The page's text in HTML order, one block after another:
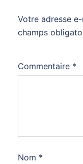
Votre adresse
champs
Commentaire *
Nom *